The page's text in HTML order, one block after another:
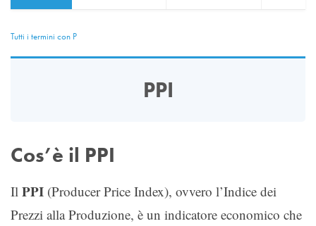
Tutti i termini con P
PPI
Cos’è il PPI
Il PPI (Producer Price Index), ovvero l’Indice dei
Prezzi alla Produzione, è un indicatore economico che